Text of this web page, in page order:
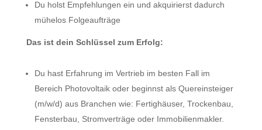
Du holst Empfehlungen ein und akquirierst dadurch
mühelos Folgeaufträge
Das ist dein Schlüssel zum Erfolg:
Du hast Erfahrung im Vertrieb im besten Fall im
Bereich Photovoltaik oder beginnst als Quereinsteiger
(m/w/d) aus Branchen wie: Fertighäuser, Trockenbau,
Fensterbau, Stromverträge oder Immobilienmakler.